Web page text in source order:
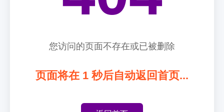
您访问的页面不存在或已被删除
页面将在 1 秒后自动返回首页...